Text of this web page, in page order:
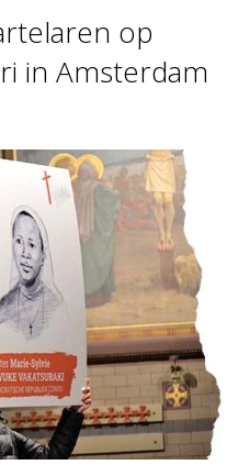
op
in Amsterdam